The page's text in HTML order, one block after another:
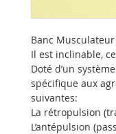
Banc
Il est inclinable,
Doté d’un
spécifique aux
suivantes:
La rétropulsion
L’antépulsion